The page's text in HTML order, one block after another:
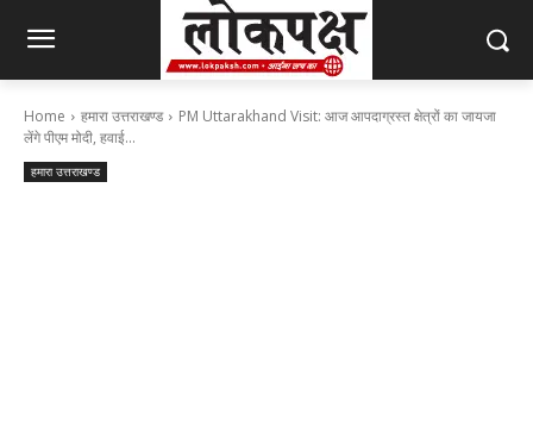
Home हमारा उत्तराखण्ड
PM Uttarakhand Visit: आज आपदाग्रस्त क्षेत्रों का जायजा
लेंगे पीएम मोदी, हवाई...
हमारा उत्तराखण्ड